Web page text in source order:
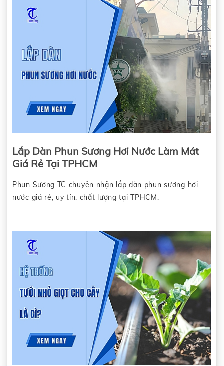
Lắp Dàn Phun Sương Hơi Nước Làm Mát
Giá Rẻ Tại TPHCM
Phun Sương TC chuyên nhận lắp dàn phun sương hơi
nước giá rẻ, uy tín, chất lượng tại TPHCM.